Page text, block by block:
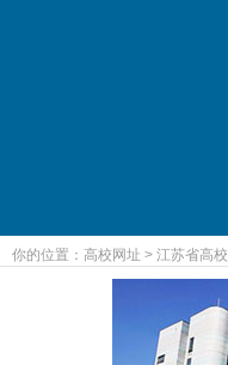
你的位置： 高校网址 > 江苏省高校